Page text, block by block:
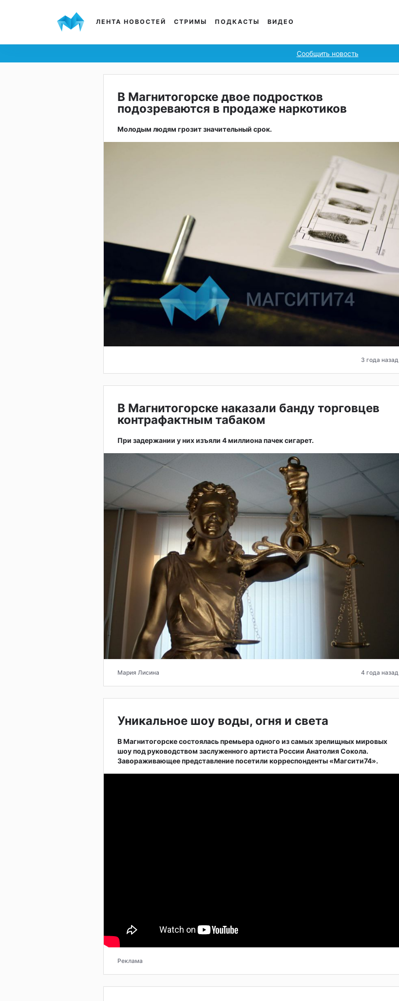
ЛЕНТА НОВОСТЕЙ СТРИМЫ ПОДКАСТЫ ВИДЕО
Сообщить новость
В Магнитогорске двое подростков
подозреваются в продаже наркотиков
Молодым людям грозит значительный срок.
3 года назад
В Магнитогорске наказали банду торговцев
контрафактным табаком
При задержании у них изъяли 4 миллиона пачек сигарет.
Мария Лисина 4 года назад
Уникальное шоу воды, огня и света
В Магнитогорске состоялась премьера одного из самых зрелищных мировых
шоу под руководством заслуженного артиста России Анатолия Сокола.
Завораживающее представление посетили корреспонденты «Магсити74».
Реклама